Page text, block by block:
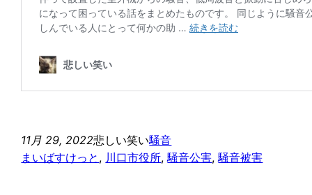
11月 29, 2022悲しい笑い騒音
まいばすけっと , 川口市役所, 騒音公害, 騒音被害